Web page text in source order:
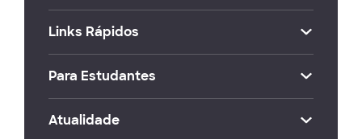
Links Rápidos
Para Estudantes
Atualidade